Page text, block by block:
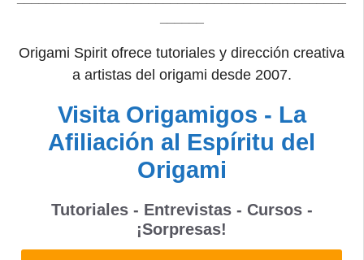
Origami Spirit ofrece tutoriales y dirección creativa
a artistas del origami desde 2007.
Visita Origamigos - La
Afiliación al Espíritu del
Origami
Tutoriales - Entrevistas - Cursos -
¡Sorpresas!